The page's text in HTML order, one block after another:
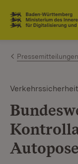
Zum Inhalt
Link zur
Pressemitteilungen
Verkehrssicherheit